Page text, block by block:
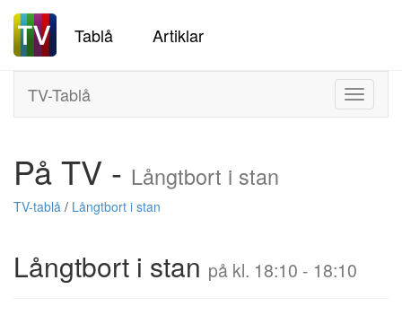
Tablå Artiklar
Toggle
TV-Tablå
På TV - Långtbort i stan
TV-tablå / Långtbort i stan
Långtbort i stan på kl. 18:10 - 18:10